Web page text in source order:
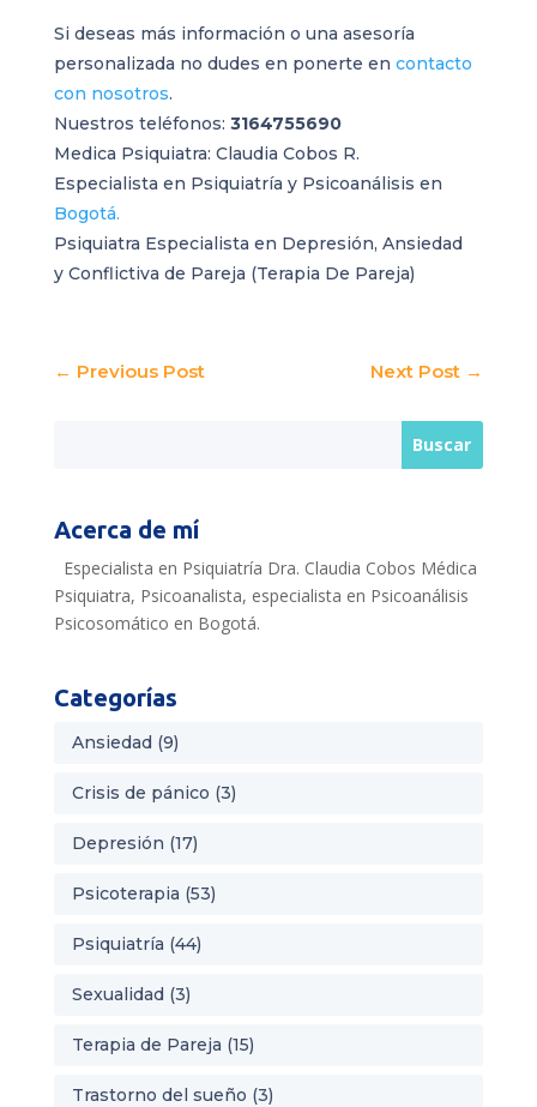
Si deseas más información o una asesoría
personalizada no dudes en ponerte en contacto
con nosotros.
Nuestros teléfonos: 3164755690
Medica Psiquiatra: Claudia Cobos R.
Especialista en Psiquiatría y Psicoanálisis en
Bogotá.
Psiquiatra Especialista en Depresión, Ansiedad
yConflictiva de Pareja (Terapia De Pareja)
← Previous Post Next Post →
Acerca de mí
Especialista en Psiquiatría Dra. Claudia Cobos Médica
Psiquiatra, Psicoanalista, especialista en Psicoanálisis
Psicosomático en Bogotá.
Categorías
Ansiedad (9)
Crisis de pánico (3)
Depresión (17)
Psicoterapia (53)
Psiquiatría (44)
Sexualidad (3)
Terapia de Pareja (15)
Trastorno del sueño (3)